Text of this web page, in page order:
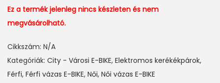
Ez a termék jelenleg nincs készleten és nem
megvásárolható.
Cikkszám: N/A
Kategóriák: City - Városi E-BIKE, Elektromos kerékékpárok,
Férfi, Férfi vázas E-BIKE, Női, Női vázas E-BIKE